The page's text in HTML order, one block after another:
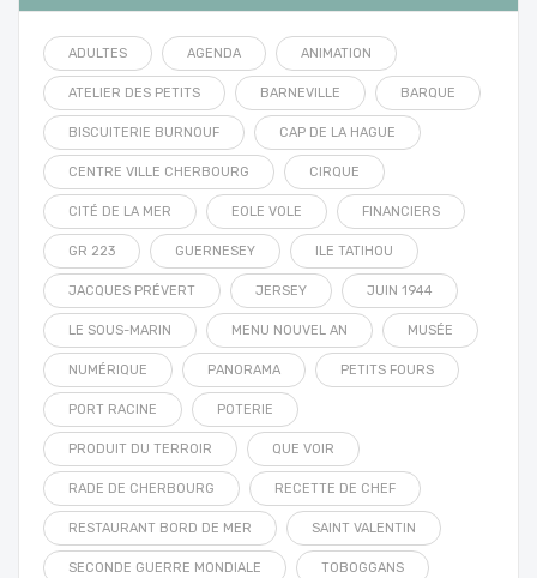
ADULTES AGENDA ANIMATION
ATELIER DES PETITS BARNEVILLE BARQUE
BISCUITERIE BURNOUF CAP DE LA HAGUE
CENTRE VILLE CHERBOURG CIRQUE
CITÉ DE LA MER EOLE VOLE FINANCIERS
GR 223 GUERNESEY ILE TATIHOU
JACQUES PRÉVERT JERSEY JUIN 1944
LE SOUS-MARIN MENU NOUVEL AN MUSÉE
NUMÉRIQUE PANORAMA PETITS FOURS
PORT RACINE POTERIE
PRODUIT DU TERROIR QUE VOIR
RADE DE CHERBOURG RECETTE DE CHEF
RESTAURANT BORD DE MER SAINT VALENTIN
SECONDE GUERRE MONDIALE TOBOGGANS